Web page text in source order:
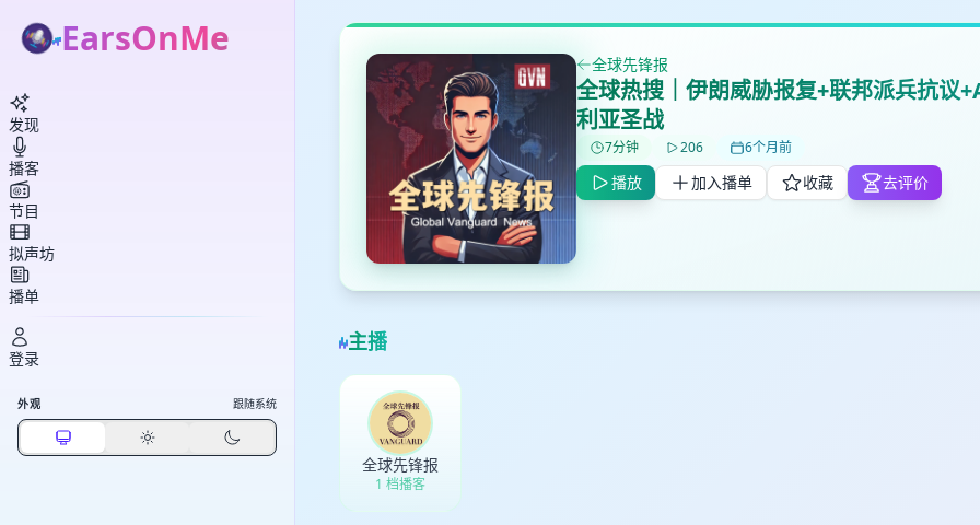
全球先锋报
全球热搜｜伊朗威胁报复+联邦派兵抗议
利亚圣战
7分钟 206 6个月前
播放 加入播单 收藏 去评价
主播
全球先锋报
1 档播客
✕
打分
鼠标下留人
✕
删除确认
确认删除
EarsOnMe
发现
播客
节目
拟声坊
播单
登录
外观 跟随系统
✕
加入播单
创建